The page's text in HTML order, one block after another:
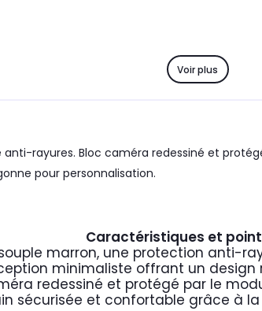
Voir plus
anti-rayures. Bloc caméra redessiné et
pour personnalisation.
Caractéristiques et
marron, une protection anti-
minimaliste offrant un
redessiné et protégé par le
sécurisée et confortable grâce à